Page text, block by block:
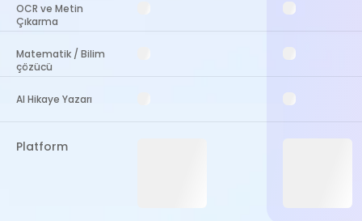
OCR ve Metin
Çıkarma
Matematik / Bilim
çözücü
AI Hikaye Yazarı
Platform